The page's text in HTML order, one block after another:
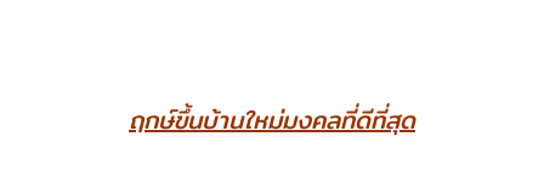
ฤกษ์ขึ้นบ้านใหม่มงคลที่ดีที่สุด